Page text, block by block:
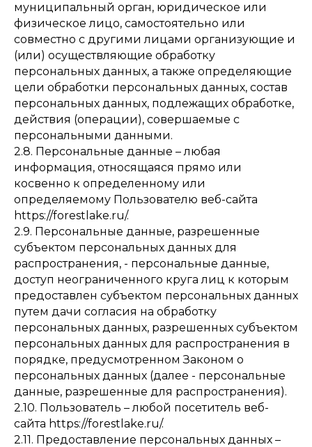
муниципальный орган, юридическое или
физическое лицо, самостоятельно или
совместно с другими лицами организующие и
(или) осуществляющие обработку
персональных данных, а также определяющие
цели обработки персональных данных, состав
персональных данных, подлежащих обработке,
действия (операции), совершаемые с
персональными данными.
2.8. Персональные данные – любая
информация, относящаяся прямо или
косвенно к определенному или
определяемому Пользователю веб-сайта
https://forestlake.ru/.
2.9. Персональные данные, разрешенные
субъектом персональных данных для
распространения, - персональные данные,
доступ неограниченного круга лиц к которым
предоставлен субъектом персональных данных
путем дачи согласия на обработку
персональных данных, разрешенных субъектом
персональных данных для распространения в
порядке, предусмотренном Законом о
персональных данных (далее - персональные
данные, разрешенные для распространения).
2.10. Пользователь – любой посетитель веб-
сайта https://forestlake.ru/.
2.11. Предоставление персональных данных –